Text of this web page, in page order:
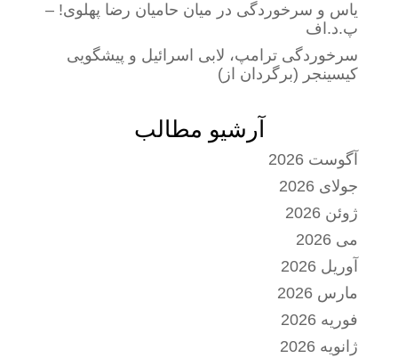
یاس و سرخوردگی در میان حامیان رضا پهلوی! –
پ.د.اف
سرخوردگی ترامپ، لابی اسرائیل و پیشگویی
کیسینجر (برگردان از)
آرشیو مطالب
آگوست 2026
جولای 2026
ژوئن 2026
می 2026
آوریل 2026
مارس 2026
فوریه 2026
ژانویه 2026